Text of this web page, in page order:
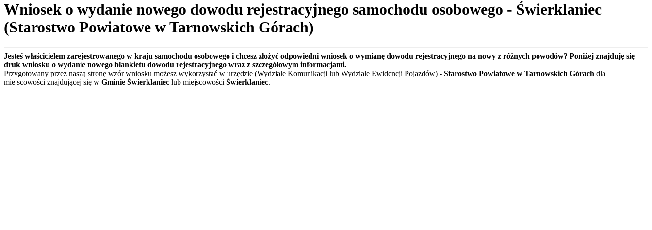
Wniosek o wydanie nowego dowodu rejestracyjnego samochodu osobowego - Świerklaniec
(Starostwo Powiatowe w Tarnowskich Górach)
Jesteś właścicielem zarejestrowanego w kraju samochodu osobowego i chcesz złożyć odpowiedni wniosek o wymianę dowodu rejestracyjnego na nowy z różnych powodów? Poniżej znajduję się
druk wniosku o wydanie nowego blankietu dowodu rejestracyjnego wraz z szczegółowym informacjami.
Przygotowany przez naszą stronę wzór wniosku możesz wykorzystać w urzędzie (Wydziale Komunikacji lub Wydziale Ewidencji Pojazdów) - Starostwo Powiatowe w Tarnowskich Górach dla
miejscowości znajdującej się w Gminie Świerklaniec lub miejscowości Świerklaniec.